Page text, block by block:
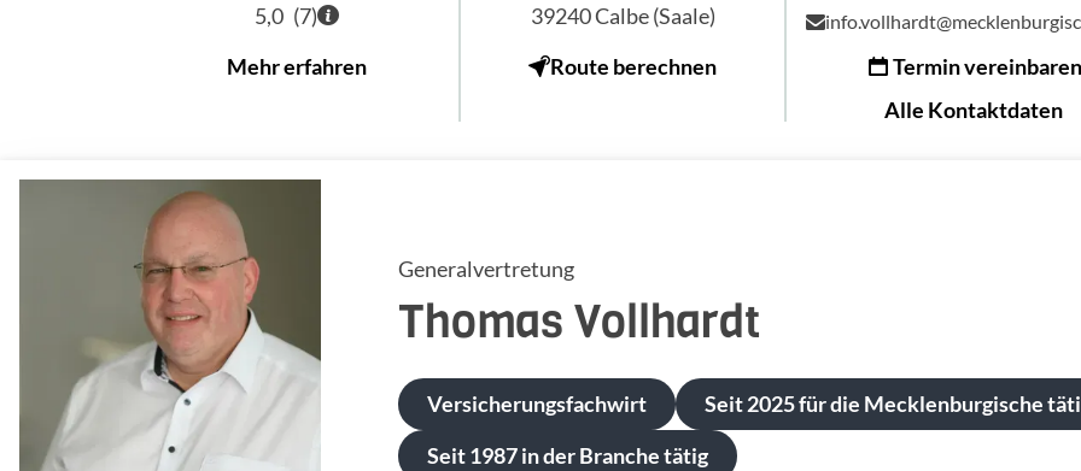
5,0 (7)
Mehr erfahren
39240Calbe (Saale)
Route berechnen
Termin
Alle Kontaktdaten
Generalvertretung
ThomasVollhardt
Versicherungsfachwirt
Seit 2025 für die Mecklenburgische
Seit 1987 in der Branche tätig